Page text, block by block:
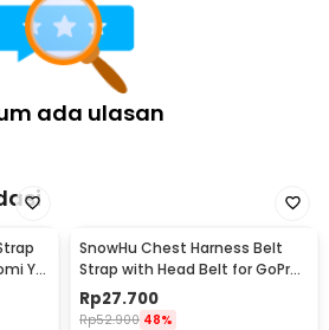
ada ulasan
Yi
SnowHu Chest Harness Belt
Strap with Head Belt for GoPro
Xiaomi - GP59
Rp27.700
Rp52.900 48%